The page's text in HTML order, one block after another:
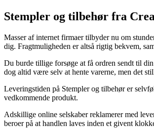
Stempler og tilbehør fra
Masser af internet firmaer tilbyder nu om
dig. Fragtmuligheden er altså rigtig bekvem,
Du burde tillige forsøge at få ordren sendt til
dog altid være selv at hente varerne, men det
Leveringstiden på Stempler og tilbehør er
vedkommende produkt.
Adskillige online selskaber reklamerer med
beroer på at handlen laves inden et givent